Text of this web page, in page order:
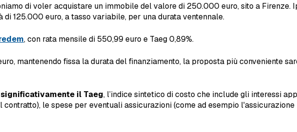
di voler acquistare un immobile del valore di 250.000 euro, sito a Firenze.
125.000 euro, a tasso variabile, per una durata ventennale.
, con rata mensile di 550,99 euro e Taeg 0,89%.
mantenendo fissa la durata del finanziamento, la proposta più conveniente
il Taeg, l’indice sintetico di costo che include gli interessi
le spese per eventuali assicurazioni (come ad esempio